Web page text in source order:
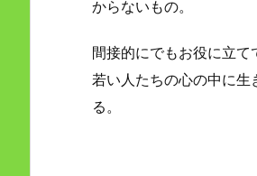
からないもの。
間接的にでもお役に立て
若い人たちの心の中に
る。